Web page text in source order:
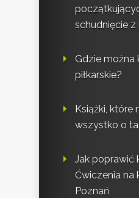
schudnięcie z
Gdzie można
piłkarskie?
Książki, które
wszystko o
Jak poprawić
Ćwiczenia na
Poznań